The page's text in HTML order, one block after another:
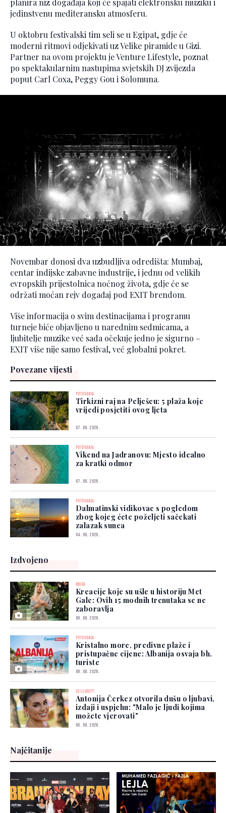
planira niz događaja koji će spajati elektronsku muziku i
jedinstvenu mediteransku atmosferu.
U oktobru festivalski tim seli se u Egipat, gdje će
moderni ritmovi odjekivati uz Velike piramide u Gizi.
Partner na ovom projektu je Venture Lifestyle, poznat
po spektakularnim nastupima svjetskih DJ zvijezda
poput Carl Coxa, Peggy Gou i Solomuna.
Novembar donosi dva uzbudljiva odredišta: Mumbaj,
centar indijske zabavne industrije, i jednu od velikih
evropskih prijestolnica noćnog života, gdje će se
održati moćan rejv događaj pod EXIT brendom.
Više informacija o svim destinacijama i programu
turneje biće objavljeno u narednim sedmicama, a
ljubitelje muzike već sada očekuje jedno je sigurno –
EXIT više nije samo festival, već globalni pokret.
Povezane vijesti
PUTOVANJA
Tirkizni raj na Pelješcu: 5 plaža koje
vrijedi posjetiti ovog ljeta
07. 08. 2026.
PUTOVANJA
Vikend na Jadranovu: Mjesto idealno
za kratki odmor
07. 08. 2026.
PUTOVANJA
Dalmatinski vidikovac s pogledom
zbog kojeg ćete poželjeti sačekati
zalazak sunca
04. 08. 2026.
Izdvojeno
MODA
Kreacije koje su ušle u historiju Met
Gale: Ovih 15 modnih trenutaka se ne
zaboravlja
06. 08. 2026.
PUTOVANJA
Kristalno more, predivne plaže i
pristupačne cijene: Albanija osvaja bh.
turiste
06. 08. 2026.
CELEBRITY
Antonija Čerkez otvorila dušu o ljubavi,
izdaji i uspjehu: "Malo je ljudi kojima
možete vjerovati"
05. 08. 2026.
Najčitanije